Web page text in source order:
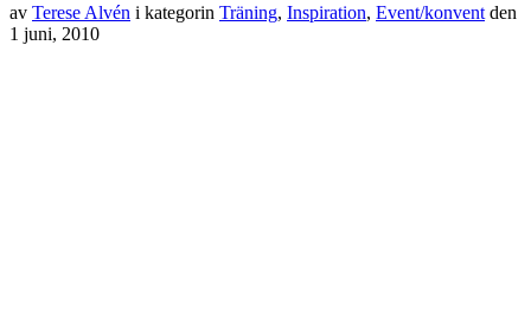
av Terese Alvén i kategorin Träning, Inspiration, Event/konvent den
1 juni, 2010